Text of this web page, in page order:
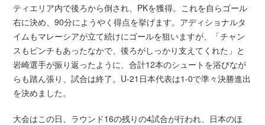
ティエリア内で後ろから倒され、PKを獲得。これを自らゴール
右に決め、90分にようやく得点を挙げます。アディショナルタ
イムもマレーシアが立て続けにゴールを狙いますが、「チャン
スもピンチもあったなかで、後ろがしっかり支えてくれた」と
岩崎選手が振り返ったように、合計12本のシュートを浴びなが
らも踏ん張り、試合は終了。U-21日本代表は1-0で準々決勝進出
を決めました。
大会はこの日、ラウンド16の残りの4試合が行われ、日本のほ